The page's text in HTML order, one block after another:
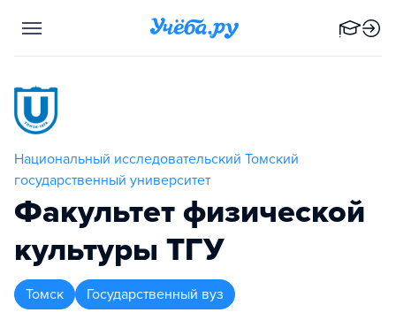
Национальный исследовательский Томский
государственный университет
Факультет физической
культуры ТГУ
Томск Государственный вуз